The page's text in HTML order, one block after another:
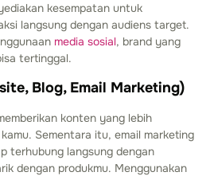
kesempatan untuk
langsung dengan audiens target.
media sosial, brand yang
tertinggal.
Blog, Email Marketing)
konten yang lebih
Sementara itu, email marketing
terhubung langsung dengan
dengan produkmu. Menggunakan